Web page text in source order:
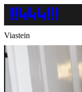
Viastein